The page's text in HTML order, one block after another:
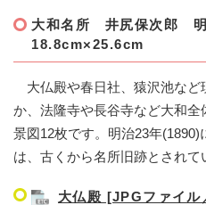
大和名所 井尻保次郎
18.8cm×25.6cm
大仏殿や春日社、猿沢池など
か、法隆寺や長谷寺など大和
景図12枚です。明治23年
は、古くから名所旧跡とされて
大仏殿 [JPGファイ